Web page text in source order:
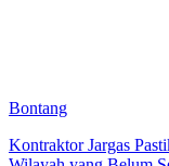
Bontang
Kontraktor Jargas